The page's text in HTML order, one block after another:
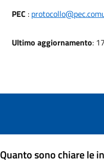
PEC :
Ultimo aggiornamento:
Quanto sono chiare le